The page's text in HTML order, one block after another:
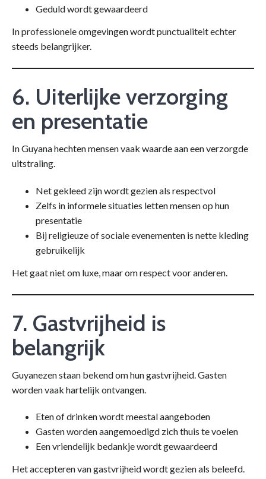
Geduld wordt gewaardeerd
In professionele omgevingen wordt punctualiteit echter
steeds belangrijker.
6. Uiterlijke verzorging
en presentatie
In Guyana hechten mensen vaak waarde aan een verzorgde
uitstraling.
Net gekleed zijn wordt gezien als respectvol
Zelfs in informele situaties letten mensen op hun
presentatie
Bij religieuze of sociale evenementen is nette kleding
gebruikelijk
Het gaat niet om luxe, maar om respect voor anderen.
7. Gastvrijheid is
belangrijk
Guyanezen staan bekend om hun gastvrijheid. Gasten
worden vaak hartelijk ontvangen.
Eten of drinken wordt meestal aangeboden
Gasten worden aangemoedigd zich thuis te voelen
Een vriendelijk bedankje wordt gewaardeerd
Het accepteren van gastvrijheid wordt gezien als beleefd.